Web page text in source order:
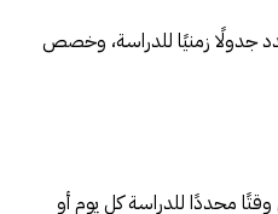
جدولًا زمنيًا للدراسة، وخصص
محددًا للدراسة كل يوم أو